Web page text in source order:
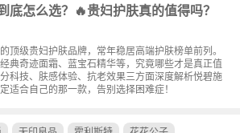
底怎么选？🔥贵妇护肤真的值得吗？
顶级贵妇护肤品牌，常年稳居高端护肤榜单前列。
典奇迹面霜、蓝宝石精华等，究竟哪些才是真正值
科技、肤感体验、抗老效果三方面深度解析悦碧施
适合自己的那一款，告别选择困难症！